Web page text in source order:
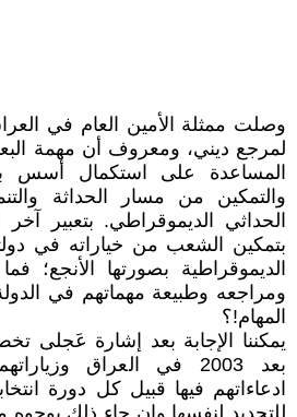
وصلت ممثلة الأمين العام في
لمرجع ديني، ومعروف أن مهمة
المساعدة على استكمال أسس
والتمكين من مسار الحداثة
الحداثي الديموقراطي. بتعبير آخر
بتمكين الشعب من خياراته في
الديموقراطية بصورتها الأنجع؛
ومراجعه وطبيعة مهماتهم في
المهام!؟
يمكننا الإجابة بعد إشارة
بعد 2003 في العراق
ادعاءاتهم فيها قبيل كل دورة